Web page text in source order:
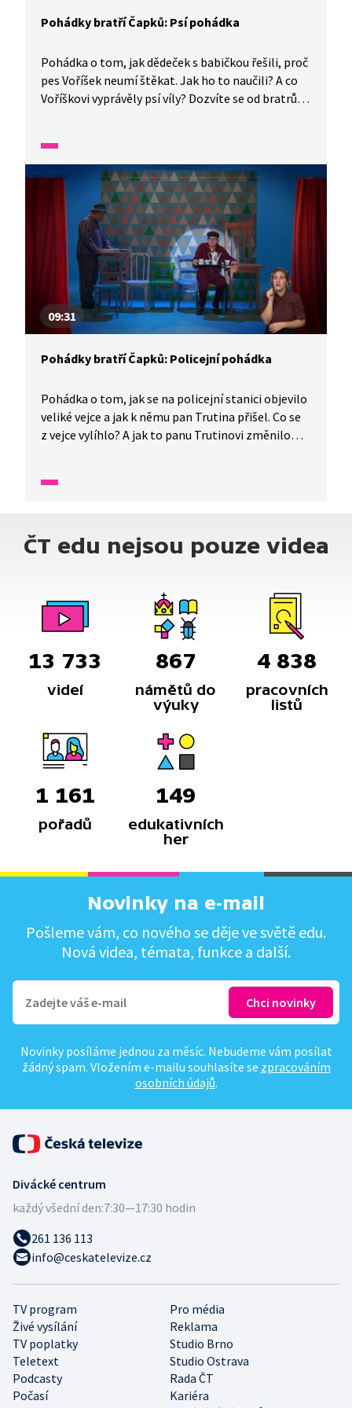
Pohádky bratří Čapků: Psí pohádka
Pohádka o tom, jak dědeček s babičkou řešili, proč
pes Voříšek neumí štěkat. Jak ho to naučili? A co
Voříškovi vyprávěly psí víly? Dozvíte se od bratrů
09:31
Pohádky bratří Čapků: Policejní pohádka
Pohádka o tom, jak se na policejní stanici objevilo
veliké vejce a jak k němu pan Trutina přišel. Co se
z vejce vylíhlo? A jak to panu Trutinovi změnilo
jazyka.
ČT edu nejsou pouze videa
13 733
videí
867
námětů do
výuky
4 838
pracovních
listů
1 161
pořadů
149
edukativních
her
Novinky na e-mail
Pošleme vám, co nového se děje ve světě edu.
Nová videa, témata, funkce a další.
Novinky posíláme jednou za měsíc. Nebudeme vám posílat
žádný spam. Vložením e-mailu souhlasíte se zpracováním
osobních údajů.